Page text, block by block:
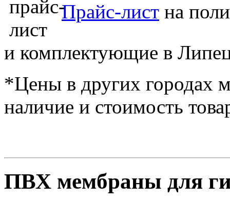
Прайс-лист на
и комплектующие в
*Цены в других городах
наличие и стоимость
ПВХ мембраны для